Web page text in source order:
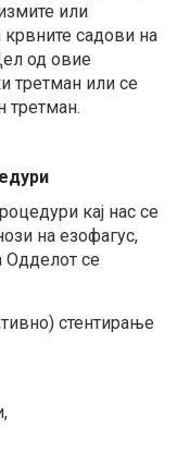
или
садови на
од овие
третман или се
третман.
кај нас се
на езофагус,
Одделот се
стентирање